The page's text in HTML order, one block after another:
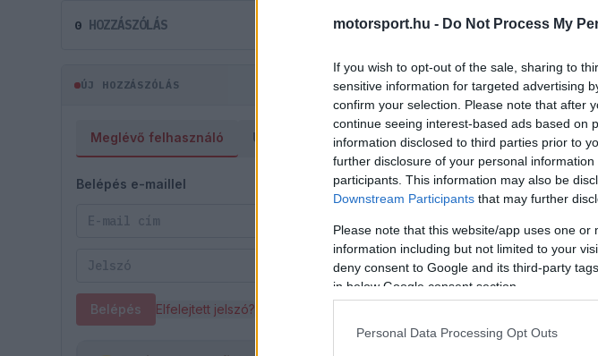
motorsport.hu - Do Not Process My
If you wish to opt-out of the sale, sharing to
sensitive information for targeted advertising
confirm your selection. Please note that after
continue seeing interest-based ads based on
information disclosed to third parties prior to
further disclosure of your personal
participants. This information may also be
Downstream Participants that may further
Please note that this website/app uses one
information including but not limited to your
deny consent to Google and its third-party
in below Google consent section.
Personal Data Processing Opt Outs
0 HOZZÁSZÓLÁS
ÚJ HOZZÁSZÓLÁS
Meglévő felhasználó Új felhasználó
Belépés e-maillel
Belépés Elfelejtett jelszó?